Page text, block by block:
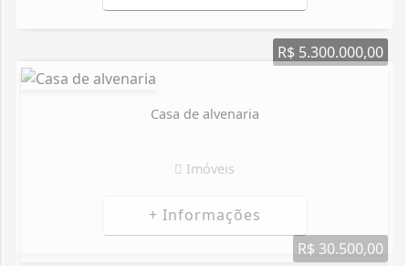
R$ 30.500,00
Moto Honda Biz 110i Completa
Motos
+ Informações